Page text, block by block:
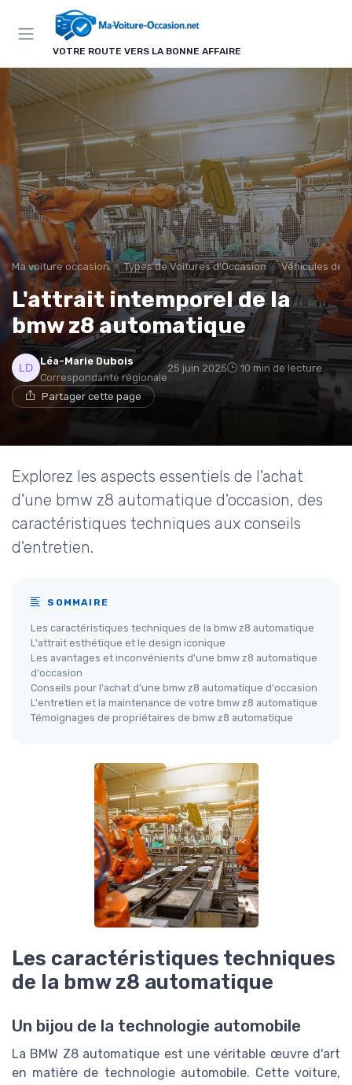
VOTRE ROUTE VERS LA BONNE AFFAIRE
Ma voiture occasion Types de Voitures d'Occasion Véhicules de
L'attrait intemporel de la
bmw z8 automatique
Léa-Marie Dubois
Correspondante régionale
25 juin 2025 10 min de lecture
Partager cette page
Explorez les aspects essentiels de l'achat
d'une bmw z8 automatique d'occasion, des
caractéristiques techniques aux conseils
d'entretien.
SOMMAIRE
Les caractéristiques techniques de la bmw z8 automatique
L'attrait esthétique et le design iconique
Les avantages et inconvénients d'une bmw z8 automatique
d'occasion
Conseils pour l'achat d'une bmw z8 automatique d'occasion
L'entretien et la maintenance de votre bmw z8 automatique
Témoignages de propriétaires de bmw z8 automatique
Les caractéristiques techniques
de la bmw z8 automatique
Un bijou de la technologie automobile
La BMW Z8 automatique est une véritable œuvre d'art
en matière de technologie automobile. Cette voiture,
Panneau de gestion des cookies